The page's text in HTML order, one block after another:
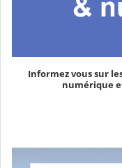
Informez vous sur
numérique